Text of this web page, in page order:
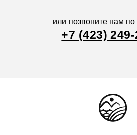
или позвоните нам
+7 (423)